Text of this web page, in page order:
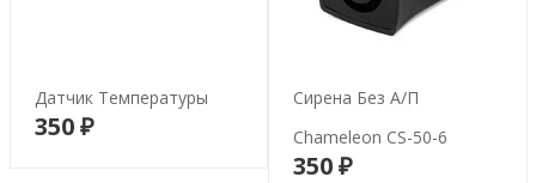
Датчик Температуры
350 ₽В корзину
Сирена Без А/п
Chameleon CS-50-6
350 ₽В корзину